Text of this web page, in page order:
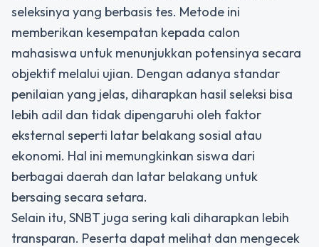
seleksinya yang berbasis tes. Metode ini
memberikan kesempatan kepada calon
mahasiswa untuk menunjukkan potensinya secara
objektif melalui ujian. Dengan adanya standar
penilaian yang jelas, diharapkan hasil seleksi bisa
lebih adil dan tidak dipengaruhi oleh faktor
eksternal seperti latar belakang sosial atau
ekonomi. Hal ini memungkinkan siswa dari
berbagai daerah dan latar belakang untuk
bersaing secara setara.
Selain itu, SNBT juga sering kali diharapkan lebih
transparan. Peserta dapat melihat dan mengecek